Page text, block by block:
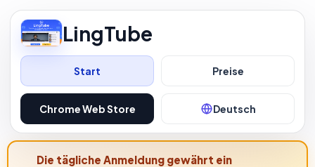
LingTube
Start Preise
Chrome Web Store Deutsch
Die tägliche Anmeldung gewährt ein